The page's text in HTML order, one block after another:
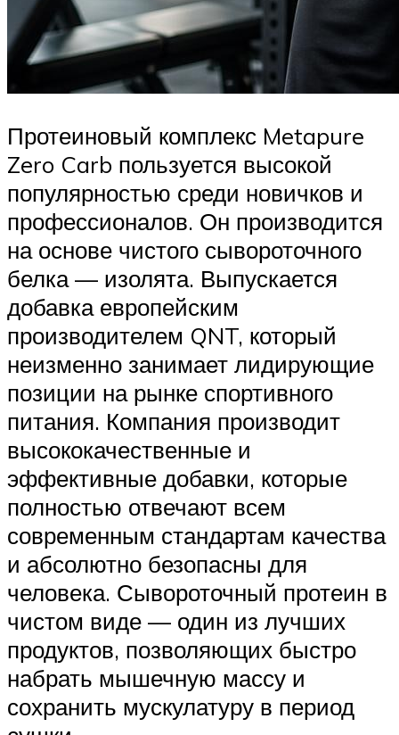
Протеиновый комплекс Metapure
Zero Carb пользуется высокой
популярностью среди новичков и
профессионалов. Он производится
на основе чистого сывороточного
белка — изолята. Выпускается
добавка европейским
производителем QNT, который
неизменно занимает лидирующие
позиции на рынке спортивного
питания. Компания производит
высококачественные и
эффективные добавки, которые
полностью отвечают всем
современным стандартам качества
и абсолютно безопасны для
человека. Сывороточный протеин в
чистом виде — один из лучших
продуктов, позволяющих быстро
набрать мышечную массу и
сохранить мускулатуру в период